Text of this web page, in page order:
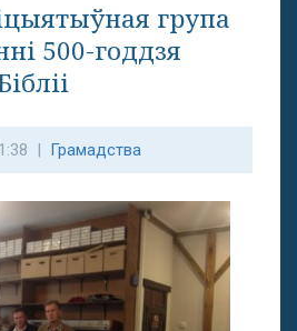
група
500-годдзя
| Грамадства